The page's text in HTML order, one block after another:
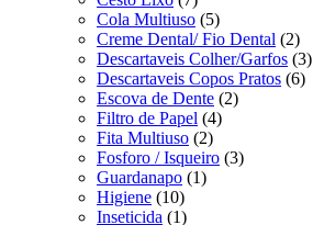
Cola Multiuso (5)
Creme Dental/ Fio Dental (2)
Descartaveis Colher/Garfos (3)
Descartaveis Copos Pratos (6)
Escova de Dente (2)
Filtro de Papel (4)
Fita Multiuso (2)
Fosforo / Isqueiro (3)
Guardanapo (1)
Higiene (10)
Inseticida (1)